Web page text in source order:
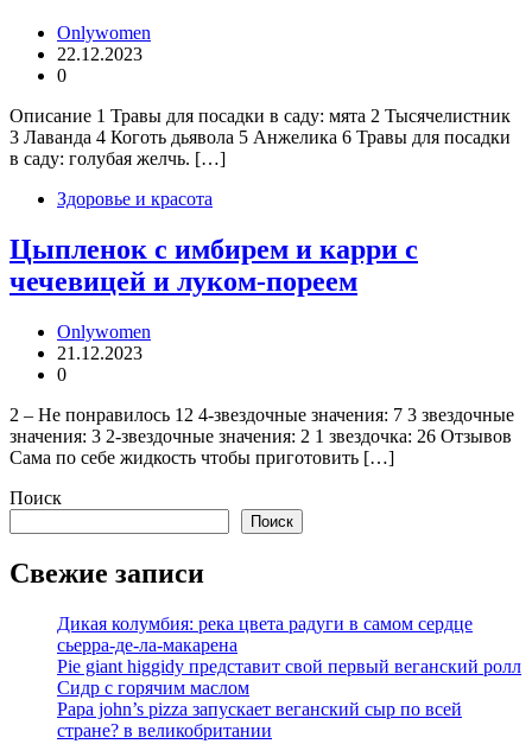
Onlywomen
22.12.2023
0
Описание 1 Травы для посадки в саду: мята 2 Тысячелистник
3 Лаванда 4 Коготь дьявола 5 Анжелика 6 Травы для посадки
в саду: голубая желчь. […]
Здоровье и красота
Цыпленок с имбирем и карри с
чечевицей и луком-пореем
Onlywomen
21.12.2023
0
2 – Не понравилось 12 4-звездочные значения: 7 3 звездочные
значения: 3 2-звездочные значения: 2 1 звездочка: 26 Отзывов
Сама по себе жидкость чтобы приготовить […]
Поиск
Поиск
Свежие записи
Дикая колумбия: река цвета радуги в самом сердце
сьерра-де-ла-макарена
Pie giant higgidy представит свой первый веганский ролл
Сидр с горячим маслом
Papa john’s pizza запускает веганский сыр по всей
стране? в великобритании